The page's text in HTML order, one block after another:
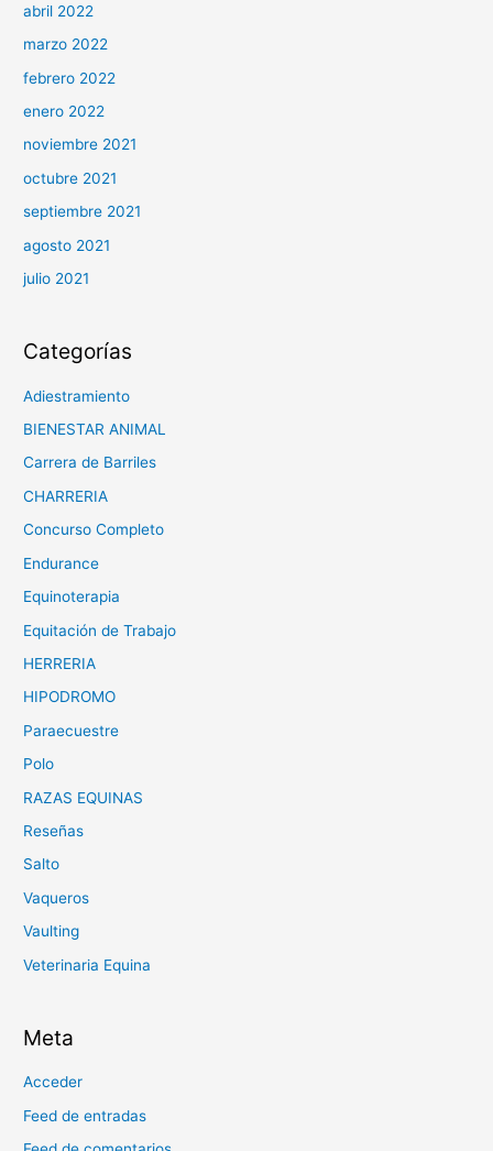
abril 2022
marzo 2022
febrero 2022
enero 2022
noviembre 2021
octubre 2021
septiembre 2021
agosto 2021
julio 2021
Categorías
Adiestramiento
BIENESTAR ANIMAL
Carrera de Barriles
CHARRERIA
Concurso Completo
Endurance
Equinoterapia
Equitación de Trabajo
HERRERIA
HIPODROMO
Paraecuestre
Polo
RAZAS EQUINAS
Reseñas
Salto
Vaqueros
Vaulting
Veterinaria Equina
Meta
Acceder
Feed de entradas